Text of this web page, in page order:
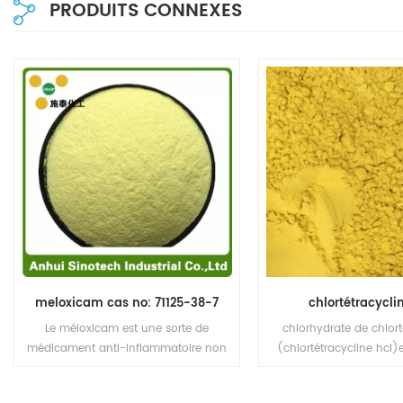
PRODUITS CONNEXES
meloxicam cas no: 71125-38-7
Le méloxicam est une sorte de
médicament anti-inflammatoire non
chlorhydrate de
(chlortétracycline